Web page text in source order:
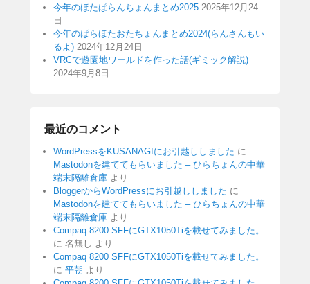
今年のほたぱらんちょんまとめ2025 2025年12月24
日
今年のぱらほたおたちょんまとめ2024(らんさんもい
るよ) 2024年12月24日
VRCで遊園地ワールドを作った話(ギミック解説)
2024年9月8日
最近のコメント
WordPressをKUSANAGIにお引越ししました に
Mastodonを建ててもらいました – ひらちょんの中華
端末隔離倉庫 より
BloggerからWordPressにお引越ししました に
Mastodonを建ててもらいました – ひらちょんの中華
端末隔離倉庫 より
Compaq 8200 SFFにGTX1050Tiを載せてみました。
に 名無し より
Compaq 8200 SFFにGTX1050Tiを載せてみました。
に 平朝 より